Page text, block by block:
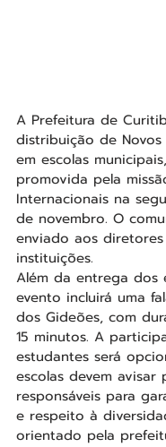
A Prefeitura de
distribuição de Novos
em escolas
promovida pela
Internacionais na
de novembro. O
enviado aos
instituições.
Além da entrega dos
evento incluirá uma
dos Gideões, com
15 minutos. A
estudantes será
escolas devem avisar
responsáveis para
e respeito à
orientado pela